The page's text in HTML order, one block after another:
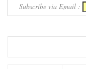
Subscribe via Email :